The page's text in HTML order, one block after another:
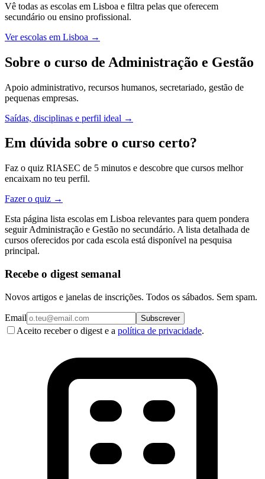
Vê todas as escolas em Lisboa e filtra pelas que oferecem
secundário ou ensino profissional.
Ver escolas em Lisboa →
Sobre o curso de Administração e Gestão
Apoio administrativo, recursos humanos, secretariado, gestão de
pequenas empresas.
Saídas, disciplinas e perfil ideal →
Em dúvida sobre o curso certo?
Faz o quiz RIASEC de 5 minutos e descobre que cursos melhor
encaixam no teu perfil.
Fazer o quiz →
Esta página lista escolas em Lisboa relevantes para quem pondera
seguir Administração e Gestão no secundário. A lista detalhada de
cursos oferecidos por cada escola está disponível na pesquisa
principal.
Recebe o digest semanal
Novos artigos e janelas de inscrições. Todos os sábados. Sem spam.
Email Subscrever
Aceito receber o digest e a política de privacidade.